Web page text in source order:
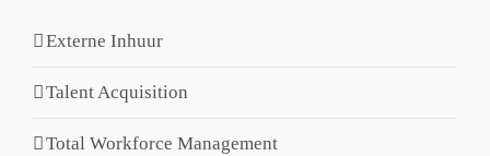
Externe Inhuur
Talent Acquisition
Total Workforce Management